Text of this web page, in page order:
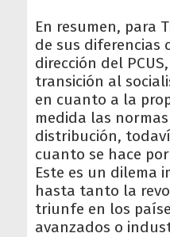
En resumen, para
de sus diferencias
dirección del
transición al
en cuanto a la
medida las
distribución,
cuanto se hace
Este es un dilema
hasta tanto la
triunfe en los
avanzados o